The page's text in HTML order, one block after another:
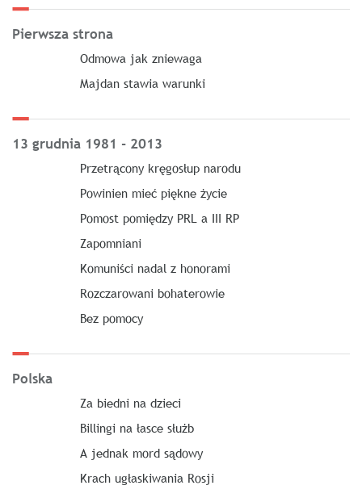
Pierwsza strona
Odmowa jak zniewaga
Majdan stawia warunki
13 grudnia 1981 - 2013
Przetrącony kręgosłup narodu
Powinien mieć piękne życie
Pomost pomiędzy PRL a III RP
Zapomniani
Komuniści nadal z honorami
Rozczarowani bohaterowie
Bez pomocy
Polska
Za biedni na dzieci
Billingi na łasce służb
A jednak mord sądowy
Krach ugłaskiwania Rosji